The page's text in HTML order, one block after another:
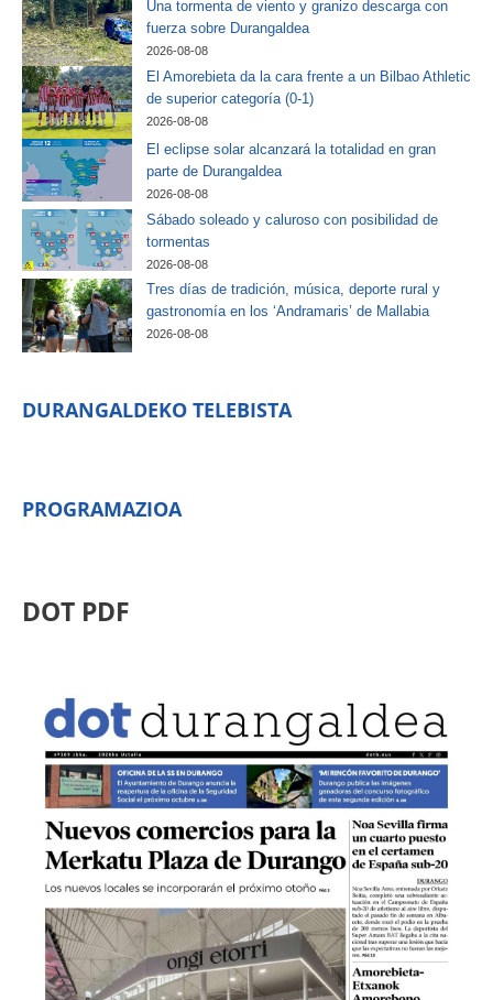
Una tormenta de viento y granizo descarga con
fuerza sobre Durangaldea
2026-08-08
El Amorebieta da la cara frente a un Bilbao Athletic
de superior categoría (0-1)
2026-08-08
El eclipse solar alcanzará la totalidad en gran
parte de Durangaldea
2026-08-08
Sábado soleado y caluroso con posibilidad de
tormentas
2026-08-08
Tres días de tradición, música, deporte rural y
gastronomía en los ‘Andramaris’ de Mallabia
2026-08-08
DURANGALDEKO TELEBISTA
PROGRAMAZIOA
DOT PDF